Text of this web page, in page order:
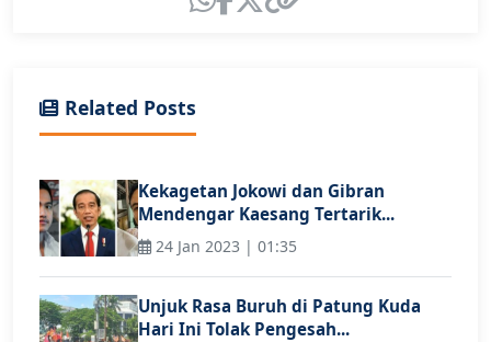
Related Posts
Kekagetan Jokowi dan Gibran
Mendengar Kaesang Tertarik...
24 Jan 2023 | 01:35
Unjuk Rasa Buruh di Patung Kuda
Hari Ini Tolak Pengesah...